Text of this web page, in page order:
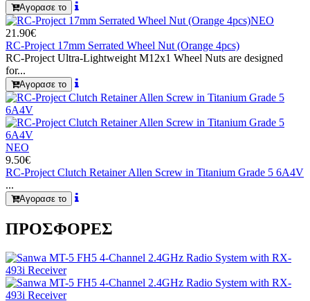
Αγορασε το
ΝΕΟ
21.90€
RC-Project 17mm Serrated Wheel Nut (Orange 4pcs)
RC-Project Ultra-Lightweight M12x1 Wheel Nuts are designed
for...
Αγορασε το
ΝΕΟ
9.50€
RC-Project Clutch Retainer Allen Screw in Titanium Grade 5 6A4V
...
Αγορασε το
ΠΡΟΣΦΟΡΕΣ